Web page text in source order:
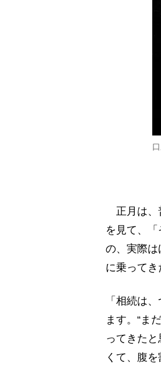
正月は、
を見て、
の、実際
に乗ってき
「相続は
ます。“ま
ってきた
くて、腹